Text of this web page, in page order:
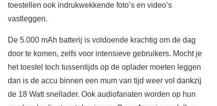
toestellen ook indrukwekkende foto’s en video’s
vastleggen.
De 5.000 mAh batterij is voldoende krachtig om de dag
door te komen, zelfs voor intensieve gebruikers. Mocht je
het toestel toch tussentijds op de oplader moeten leggen
dan is de accu binnen een mum van tijd weer vol dankzij
de 18 Watt snellader. Ook audiofanaten worden op hun